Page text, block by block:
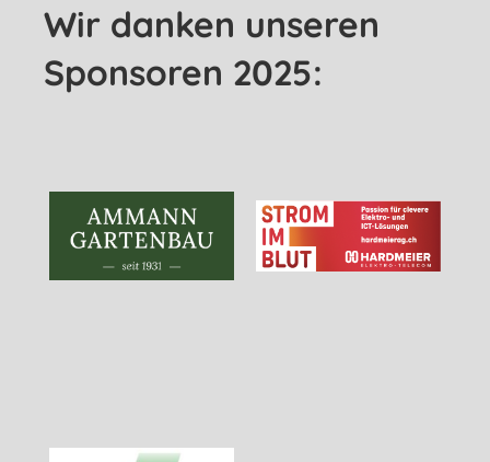
Wir danken unseren
Sponsoren 2025: